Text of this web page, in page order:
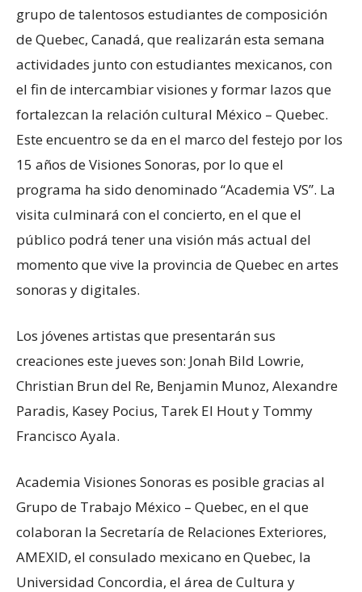
grupo de talentosos estudiantes de composición
de Quebec, Canadá, que realizarán esta semana
actividades junto con estudiantes mexicanos, con
el fin de intercambiar visiones y formar lazos que
fortalezcan la relación cultural México – Quebec.
Este encuentro se da en el marco del festejo por los
15 años de Visiones Sonoras, por lo que el
programa ha sido denominado “Academia VS”. La
visita culminará con el concierto, en el que el
público podrá tener una visión más actual del
momento que vive la provincia de Quebec en artes
sonoras y digitales.
Los jóvenes artistas que presentarán sus
creaciones este jueves son: Jonah Bild Lowrie,
Christian Brun del Re, Benjamin Munoz, Alexandre
Paradis, Kasey Pocius, Tarek El Hout y Tommy
Francisco Ayala.
Academia Visiones Sonoras es posible gracias al
Grupo de Trabajo México – Quebec, en el que
colaboran la Secretaría de Relaciones Exteriores,
AMEXID, el consulado mexicano en Quebec, la
Universidad Concordia, el área de Cultura y